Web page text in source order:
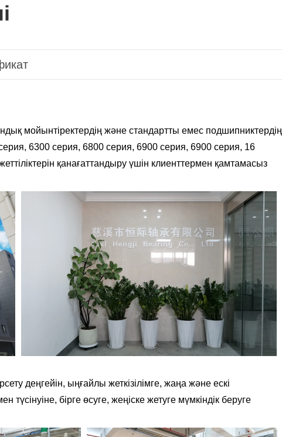
мойынтіректердің және стандартты емес подшипниктердің
серия, 6300 серия, 6800 серия, 6900 серия, 6900 серия, 16
қанағаттандыру үшін клиенттермен қамтамасыз
деңгейін, ыңғайлы жеткізілімге, жаңа және ескі
бірге өсуге, жеңіске жетуге мүмкіндік беруге